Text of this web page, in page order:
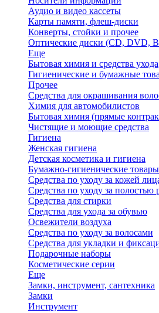
Аудио и видео кассеты
Карты памяти, флеш-диски
Конверты, стойки и прочее
Оптические диски (CD, DVD,
Еще
Бытовая химия и средства ухода
Гигиенические и бумажные
Прочее
Средства для окрашивания
Химия для автомобилистов
Бытовая химия (прямые
Чистящие и моющие средства
Гигиена
Женская гигиена
Детская косметика и гигиена
Бумажно-гигиенические товары
Средства по уходу за кожей
Средства по уходу за полостью
Средства для стирки
Средства для ухода за обувью
Освежители воздуха
Средства по уходу за волосами
Средства для укладки и
Подарочные наборы
Косметические серии
Еще
Замки, инструмент, сантехника
Замки
Инструмент